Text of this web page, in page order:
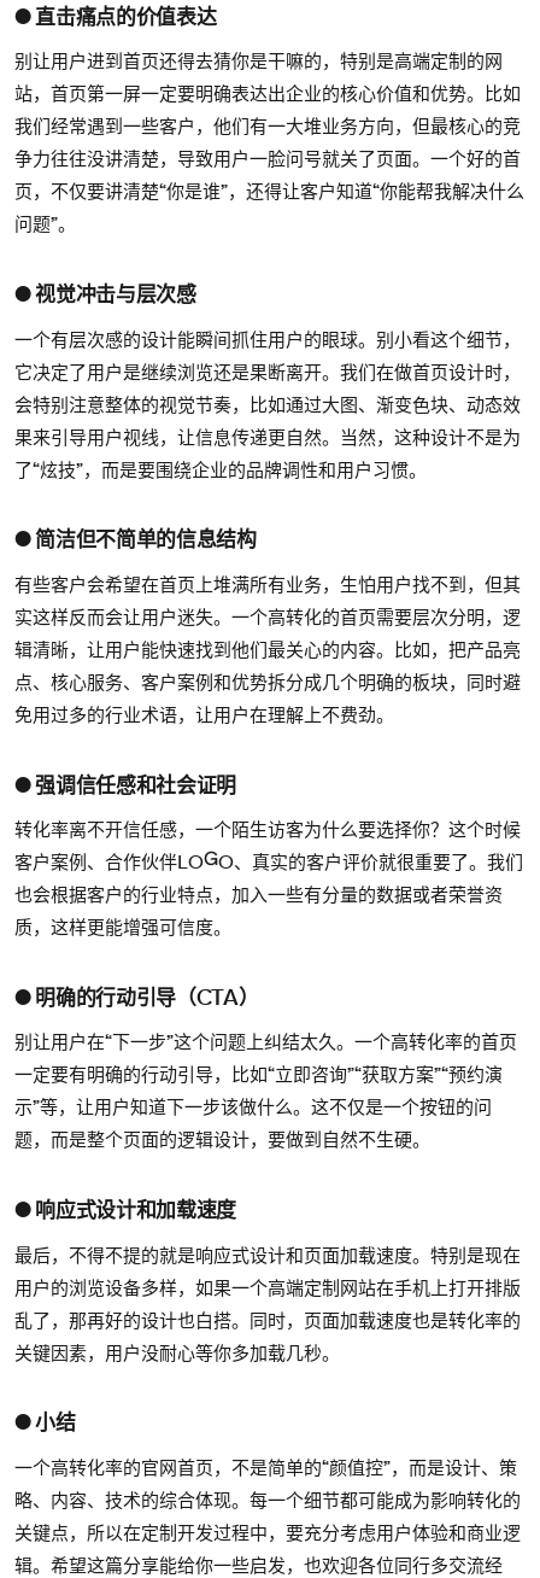
● 直击痛点的价值表达
别让用户进到首页还得去猜你是干嘛的，特别是高端定制的网
站，首页第一屏一定要明确表达出企业的核心价值和优势。比如
我们经常遇到一些客户，他们有一大堆业务方向，但最核心的竞
争力往往没讲清楚，导致用户一脸问号就关了页面。一个好的首
页，不仅要讲清楚“你是谁”，还得让客户知道“你能帮我解决什么
问题”。
● 视觉冲击与层次感
一个有层次感的设计能瞬间抓住用户的眼球。别小看这个细节，
它决定了用户是继续浏览还是果断离开。我们在做首页设计时，
会特别注意整体的视觉节奏，比如通过大图、渐变色块、动态效
果来引导用户视线，让信息传递更自然。当然，这种设计不是为
了“炫技”，而是要围绕企业的品牌调性和用户习惯。
● 简洁但不简单的信息结构
有些客户会希望在首页上堆满所有业务，生怕用户找不到，但其
实这样反而会让用户迷失。一个高转化的首页需要层次分明，逻
辑清晰，让用户能快速找到他们最关心的内容。比如，把产品亮
点、核心服务、客户案例和优势拆分成几个明确的板块，同时避
免用过多的行业术语，让用户在理解上不费劲。
● 强调信任感和社会证明
转化率离不开信任感，一个陌生访客为什么要选择你？这个时候
客户案例、合作伙伴LOGO、真实的客户评价就很重要了。我们
也会根据客户的行业特点，加入一些有分量的数据或者荣誉资
质，这样更能增强可信度。
● 明确的行动引导（CTA）
别让用户在“下一步”这个问题上纠结太久。一个高转化率的首页
一定要有明确的行动引导，比如“立即咨询”“获取方案”“预约演
示”等，让用户知道下一步该做什么。这不仅是一个按钮的问
题，而是整个页面的逻辑设计，要做到自然不生硬。
● 响应式设计和加载速度
最后，不得不提的就是响应式设计和页面加载速度。特别是现在
用户的浏览设备多样，如果一个高端定制网站在手机上打开排版
乱了，那再好的设计也白搭。同时，页面加载速度也是转化率的
关键因素，用户没耐心等你多加载几秒。
● 小结
一个高转化率的官网首页，不是简单的“颜值控”，而是设计、策
略、内容、技术的综合体现。每一个细节都可能成为影响转化的
关键点，所以在定制开发过程中，要充分考虑用户体验和商业逻
辑。希望这篇分享能给你一些启发，也欢迎各位同行多交流经